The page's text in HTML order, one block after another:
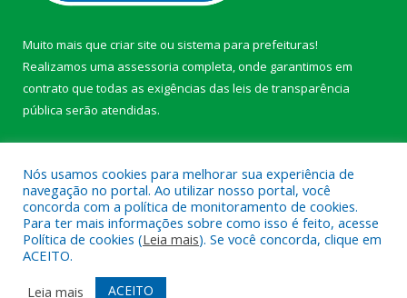
Muito mais que criar site ou sistema para prefeituras!
Realizamos uma assessoria completa, onde garantimos em
contrato que todas as exigências das leis de transparência
pública serão atendidas.
Todos os direitos reservados a Câmara Municipal de Afuá.
Mapa do Site
Acessar Área Administrativa
Nós usamos cookies para melhorar sua experiência de
navegação no portal. Ao utilizar nosso portal, você
concorda com a política de monitoramento de cookies.
Para ter mais informações sobre como isso é feito, acesse
Política de cookies (Leia mais). Se você concorda, clique em
ACEITO.
Leia mais
ACEITO